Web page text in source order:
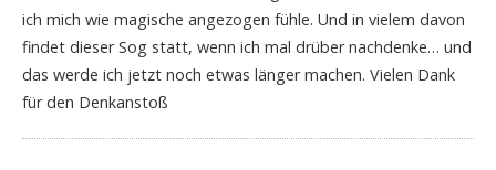
ich mich wie magische angezogen fühle. Und in vielem davon
findet dieser Sog statt, wenn ich mal drüber nachdenke… und
das werde ich jetzt noch etwas länger machen. Vielen Dank
für den Denkanstoß